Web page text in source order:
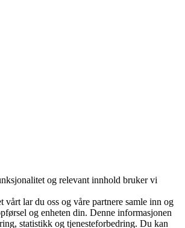
og relevant innhold bruker vi
vårt lar du oss og våre partnere samle inn og
og enheten din. Denne informasjonen
statistikk og tjenesteforbedring. Du kan